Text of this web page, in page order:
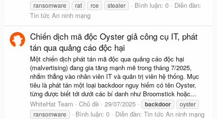
ransomware
rat rce stealer Bình luận: 0
Diễn đàn:
Tin tức An ninh mạng
Chiến dịch mã độc Oyster giả công cụ IT, phát
tán qua quảng cáo độc hại
Một chiến dịch phát tán mã độc qua quảng cáo độc hại
(malvertising) đang gia tăng mạnh mẽ trong tháng 7/2025,
nhắm thẳng vào nhân viên IT và quản trị viên hệ thống. Mục
tiêu là phát tán một loại backdoor nguy hiểm có tên Oyster,
từng được biết tới dưới các bí danh như Broomstick hoặc...
WhiteHat Team
Chủ đề 29/07/2025 backdoor
oyster
ransomware
Bình luận: 0 Diễn đàn: Tin tức An ninh mạng